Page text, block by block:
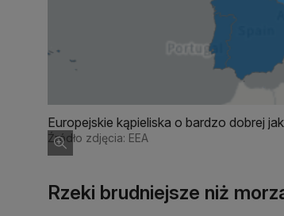
Europejskie kąpieliska o bardzo dobrej
60 procent kąpielisk spełnia ten warunek
Źródło zdjęcia: EEA
Rzeki brudniejsze niż